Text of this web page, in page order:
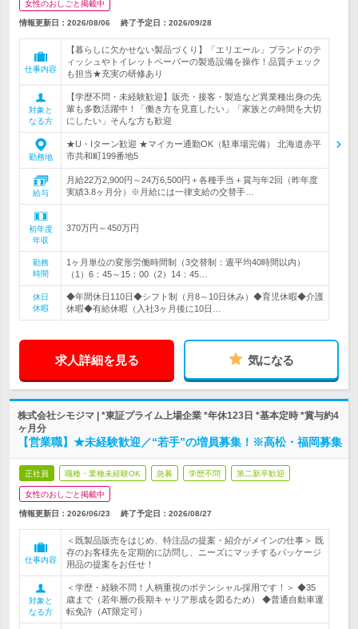
女性のおしごと掲載中
情報更新日：2026/08/06 終了予定日： 2026/09/28
仕事内容
【暮らしに欠かせない製品づくり】「エリエール」ブランドのテ
ィッシュやトイレットペーパーの製造設備を操作！品質チェック
も担当★充実の研修あり
対象と
なる方
【学歴不問・未経験歓迎】販売・接客・製造など異業種出身の先
輩も多数活躍中！「働き方を見直したい」「家族との時間を大切
にしたい」そんな方も歓迎
勤務地
★U・Iターン歓迎 ★マイカー通勤OK（駐車場完備） 北海道赤平
市共和町199番地5
給与
月給22万2,900円～24万6,500円＋各種手当＋賞与年2回（昨年度
実績3.8ヶ月分）※月給には一律支給の交替手…
初年度
年収
370万円～450万円
勤務
時間
1ヶ月単位の変形労働時間制（3交替制：週平均40時間以内）
（1）6：45～15：00（2）14：45…
休日
休暇
◆年間休日110日◆シフト制（月8～10日休み）◆育児休暇◆介護
休暇◆有給休暇（入社3ヶ月後に10日…
求人詳細を見る 気になる
株式会社シモジマ | *東証プライム上場企業 *年休123日 *基本定時 *賞与約4
ヶ月分
【営業職】★未経験歓迎／“若手”の増員募集！※高松・福岡募集
正社員 職種・業種未経験OK 急募 学歴不問 第二新卒歓迎
女性のおしごと掲載中
情報更新日：2026/06/23 終了予定日： 2026/08/27
仕事内容
＜既製品販売をはじめ、特注品の提案・紹介がメインの仕事＞ 既
存のお客様先を定期的に訪問し、ニーズにマッチするパッケージ
用品の提案をお任せ！
対象と
なる方
＜学歴・経験不問！人柄重視のポテンシャル採用です！＞ ◆35
歳まで（若年層の長期キャリア形成を図るため） ◆普通自動車運
転免許（AT限定可）